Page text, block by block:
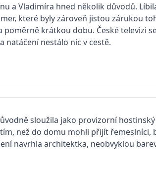
a Vladimíra hned několik důvodů.
které byly zároveň jistou zárukou
krátkou dobu. České televizi
natáčení nestálo nic v cestě.
sloužila jako provizorní
než do domu mohli přijít řemeslníci,
navrhla architektka, neobvyklou